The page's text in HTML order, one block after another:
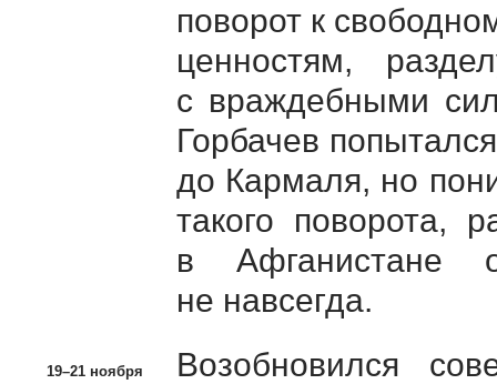
поворот к
ценностям,
с враждебными
Горбачев
до Кармаля, но
такого поворота,
в Афганистане
не навсегда.
19–21 ноября Возобновился